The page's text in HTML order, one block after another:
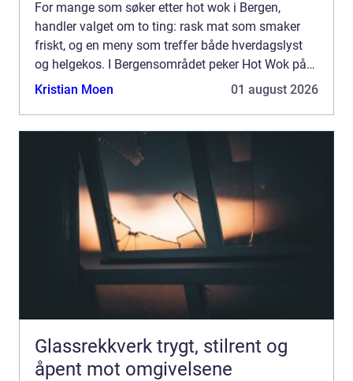
For mange som søker etter hot wok i Bergen,
handler valget om to ting: rask mat som smaker
friskt, og en meny som treffer både hverdagslyst
og helgekos. I Bergensområdet peker Hot Wok på
Sartor Senter seg ut. Restauranten lig...
Kristian Moen 01 august 2026
Glassrekkverk trygt, stilrent og
åpent mot omgivelsene